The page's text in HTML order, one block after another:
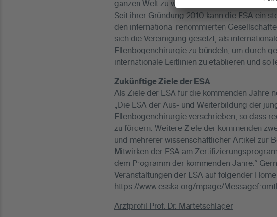
ganzen Welt zu wissenschaftlichem
Seit ihrer Gründung 2010 kann die ESA ein
den international renommierten
sich die Vereinigung gesetzt, als
Ellenbogenchirurgie zu bündeln, um durch
internationale Leitlinien zu etablieren und so
Zukünftige Ziele der ESA
Als Ziele der ESA für die kommenden Jahre
„Die ESA der Aus- und Weiterbildung der
Ellenbogenchirurgie verschrieben, so dass
zu fördern. Weitere Ziele der kommenden
und mehrerer wissenschaftlicher Artikel zur
Mitwirken der ESA am
dem Programm der kommenden Jahre.“
Veranstaltungen der ESA auf folgender
https://www.esska.org/mpage/
Arztprofil Prof. Dr. Martetschläger